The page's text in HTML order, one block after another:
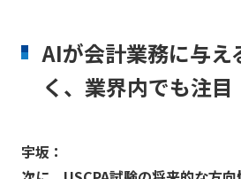
AIが会計業務に与え
く、業界内でも注目
宇坂：